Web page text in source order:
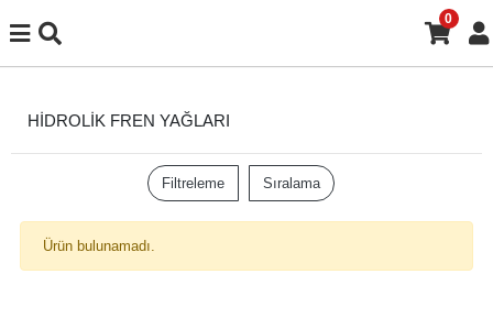
0
HİDROLİK FREN YAĞLARI
Filtreleme Sıralama
Ürün bulunamadı.